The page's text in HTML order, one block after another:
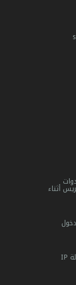
أثناء
ماذا تفعل عند ظهور هذه الرسالة IP